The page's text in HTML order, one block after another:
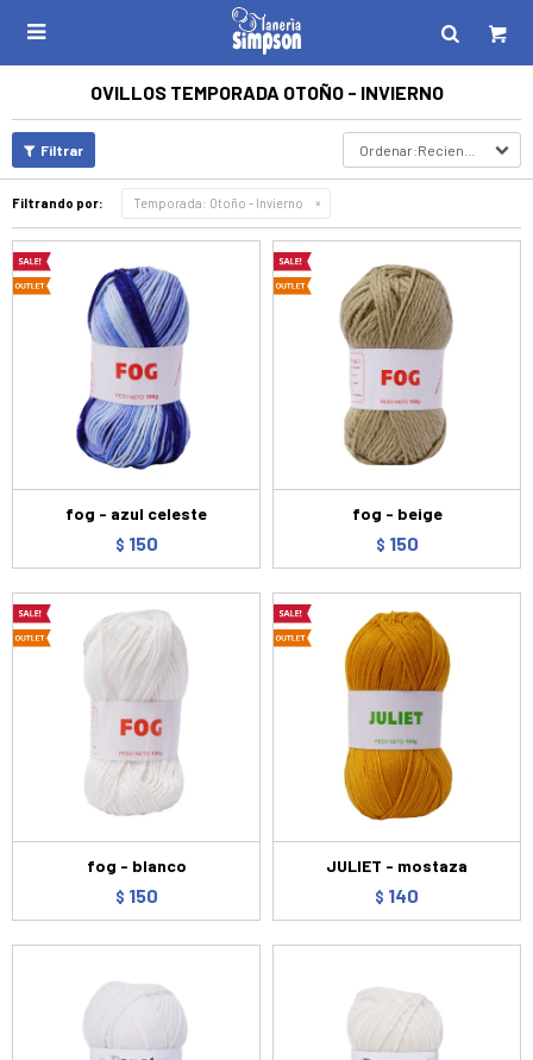

OVILLOS TEMPORADA OTOÑO - INVIERNO
Recientes
Filtrando por: Temporada: Otoño - Invierno
fog - azul celeste
$ 150
fog - beige
$ 150
fog - blanco
$ 150
JULIET - mostaza
$ 140